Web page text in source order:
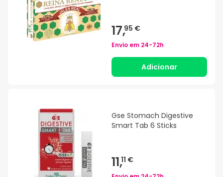
17,95 €
Envio em 24-72h
Adicionar
Gse Stomach Digestive
Smart Tab 6 Sticks
11,11 €